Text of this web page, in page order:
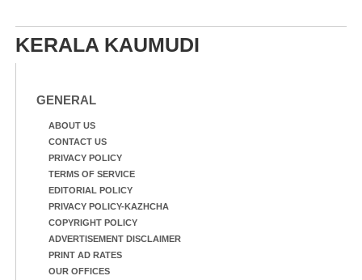
KERALA KAUMUDI
GENERAL
ABOUT US
CONTACT US
PRIVACY POLICY
TERMS OF SERVICE
EDITORIAL POLICY
PRIVACY POLICY-KAZHCHA
COPYRIGHT POLICY
ADVERTISEMENT DISCLAIMER
PRINT AD RATES
OUR OFFICES